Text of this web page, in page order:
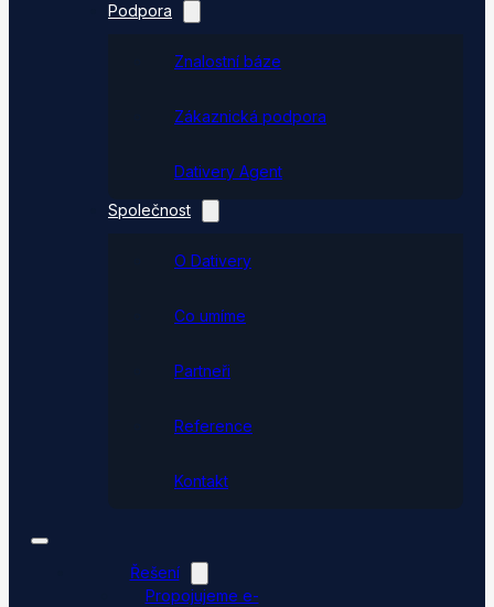
Podpora
Znalostní báze
Zákaznická podpora
Dativery Agent
Společnost
O Dativery
Co umíme
Partneři
Reference
Kontakt
Řešení
Propojujeme e-